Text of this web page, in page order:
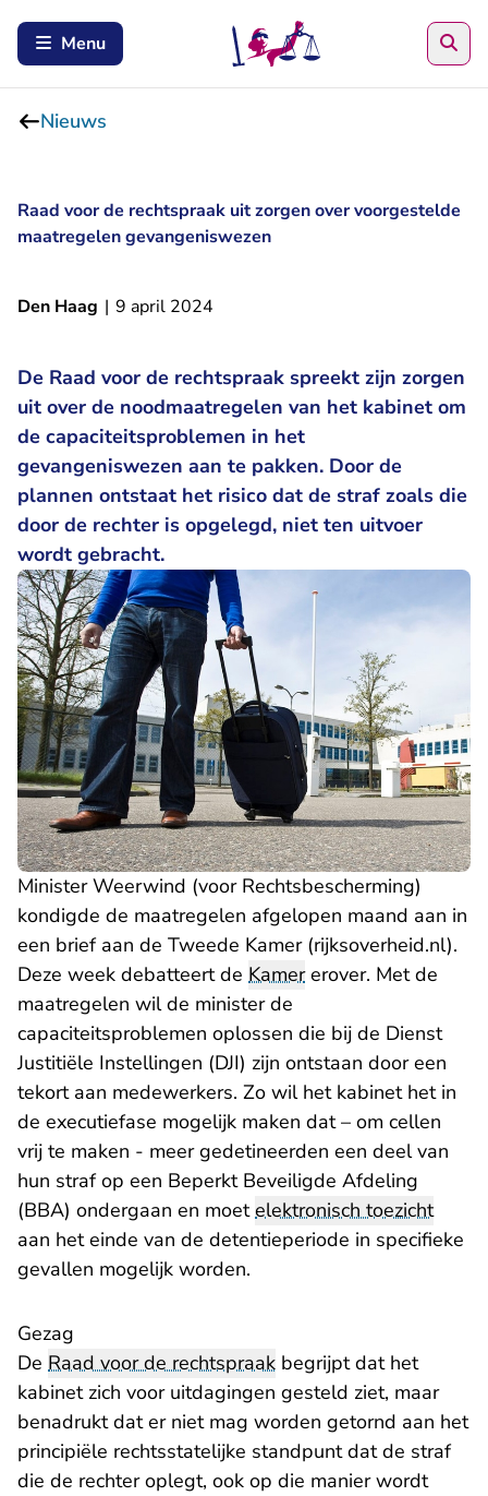
Menu
Nieuws
Raad voor de rechtspraak uit zorgen over voorgestelde
maatregelen gevangeniswezen
Den Haag | 9 april 2024
De Raad voor de rechtspraak spreekt zijn zorgen
uit over de noodmaatregelen van het kabinet om
de capaciteitsproblemen in het
gevangeniswezen aan te pakken. Door de
plannen ontstaat het risico dat de straf zoals die
door de rechter is opgelegd, niet ten uitvoer
wordt gebracht.
Minister Weerwind (voor Rechtsbescherming)
kondigde de maatregelen afgelopen maand aan in
een brief aan de Tweede Kamer- U verlaat
(rijksoverheid.nl).
Deze week debatteert de Kamererover. Met de
maatregelen wil de minister de
capaciteitsproblemen oplossen die bij de Dienst
Justitiële Instellingen (DJI) zijn ontstaan door een
tekort aan medewerkers. Zo wil het kabinet het in
de executiefase mogelijk maken dat – om cellen
vrij te maken - meer gedetineerden een deel van
hun straf op een Beperkt Beveiligde Afdeling
(BBA) ondergaan en moetelektronisch toezicht
aan het einde van de detentieperiode in specifieke
gevallen mogelijk worden.
Gezag
De Raad voor de rechtspraak begrijpt dat het
kabinet zich voor uitdagingen gesteld ziet, maar
benadrukt dat er niet mag worden getornd aan het
principiële rechtsstatelijke standpunt dat de straf
die de rechter oplegt, ook op die manier wordt